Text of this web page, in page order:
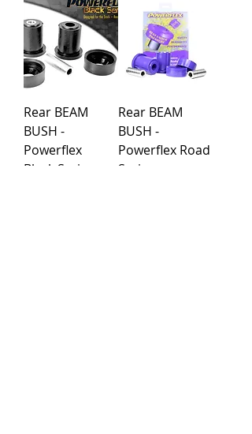
Rear BEAM
BUSH -
Powerflex
Black Series
Rear BEAM
BUSH -
Powerflex Road
Series